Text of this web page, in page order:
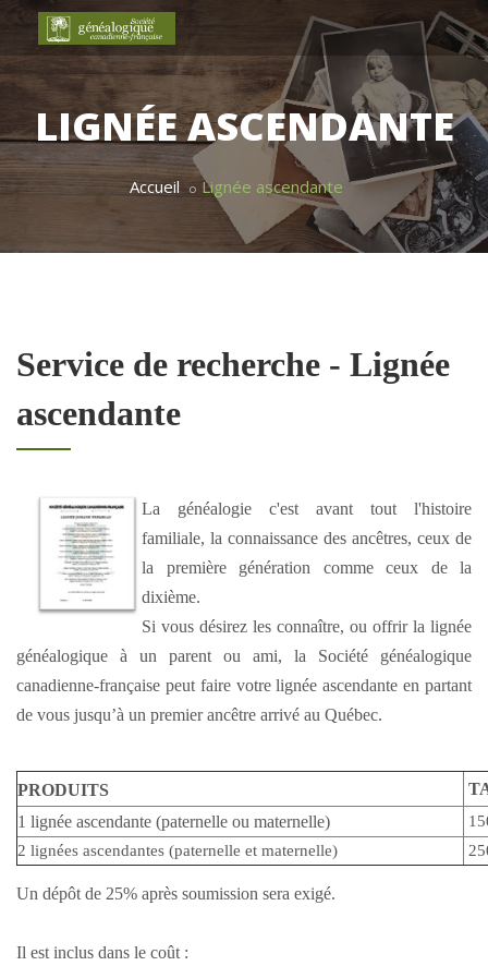
LIGNÉE ASCENDANTE
Accueil Lignée ascendante
Service de recherche - Lignée
ascendante
La généalogie c'est avant tout l'histoire
familiale, la connaissance des ancêtres, ceux de
la première génération comme ceux de la
dixième.
Si vous désirez les connaître, ou offrir la lignée
généalogique à un parent ou ami, la Société généalogique
canadienne-française peut faire votre lignée ascendante en partant
de vous jusqu’à un premier ancêtre arrivé au Québec.
PRODUITS
1 lignée ascendante (paternelle ou maternelle)
2 lignées ascendantes (paternelle et maternelle)
Un dépôt de 25% après soumission sera exigé.
Il est inclus dans le coût :